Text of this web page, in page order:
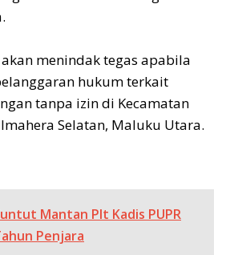
menindak tegas apabila
hukum terkait
tanpa izin di Kecamatan
Selatan, Maluku Utara.
Mantan Plt Kadis PUPR
Penjara